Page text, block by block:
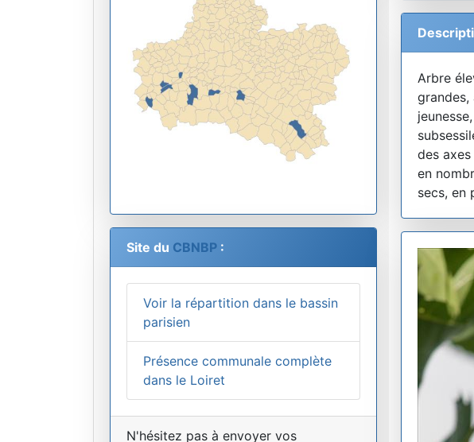
Site du CBNBP :
Voir la répartition dans le bassin
parisien
Présence communale complète
dans le Loiret
N'hésitez pas à envoyer vos
Arbre
grandes,
des
en
secs, en